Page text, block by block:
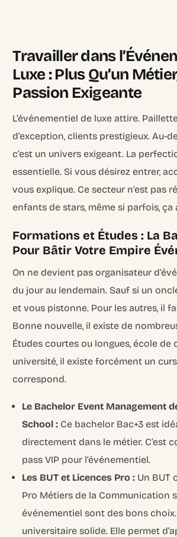
Travailler dans
Luxe : Plus Qu’un
Passion Exigeante
L’événementiel de luxe attire.
d’exception, clients prestigieux. Au-
c’est un univers exigeant. La
essentielle. Si vous désirez entrer,
vous explique. Ce secteur n’est pas
enfants de stars, même si parfois, ça
Formations et Études : La
Pour Bâtir Votre Empire
On ne devient pas organisateur
du jour au lendemain. Sauf si un
et vous pistonne. Pour les autres, il
Bonne nouvelle, il existe de
Études courtes ou longues, école de
université, il existe forcément un
correspond.
Le Bachelor Event Management
School : Ce bachelor Bac+3 est
directement dans le métier. C’est
pass VIP pour l’événementiel.
Les BUT et Licences Pro : Un BUT
Pro Métiers de la Communication
événementiel sont des bons choix.
universitaire solide. Elle permet